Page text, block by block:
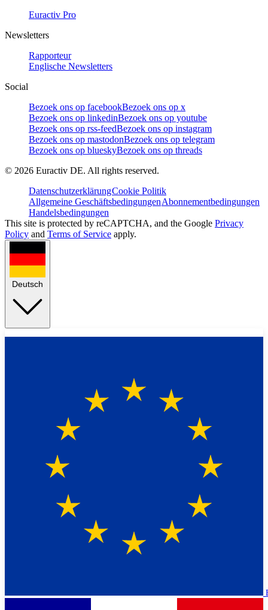
Euractiv Pro
Newsletters
Rapporteur
Englische Newsletters
Social
Bezoek ons op facebookBezoek ons op x
Bezoek ons op linkedinBezoek ons op youtube
Bezoek ons op rss-feedBezoek ons op instagram
Bezoek ons op mastodonBezoek ons op telegram
Bezoek ons op blueskyBezoek ons op threads
© 2026 Euractiv DE. All rights reserved.
DatenschutzerklärungCookie Politik
Allgemeine GeschäftsbedingungenAbonnementbedingungen
Handelsbedingungen
This site is protected by reCAPTCHA, and the Google Privacy
Policy and Terms of Service apply.
Deutsch